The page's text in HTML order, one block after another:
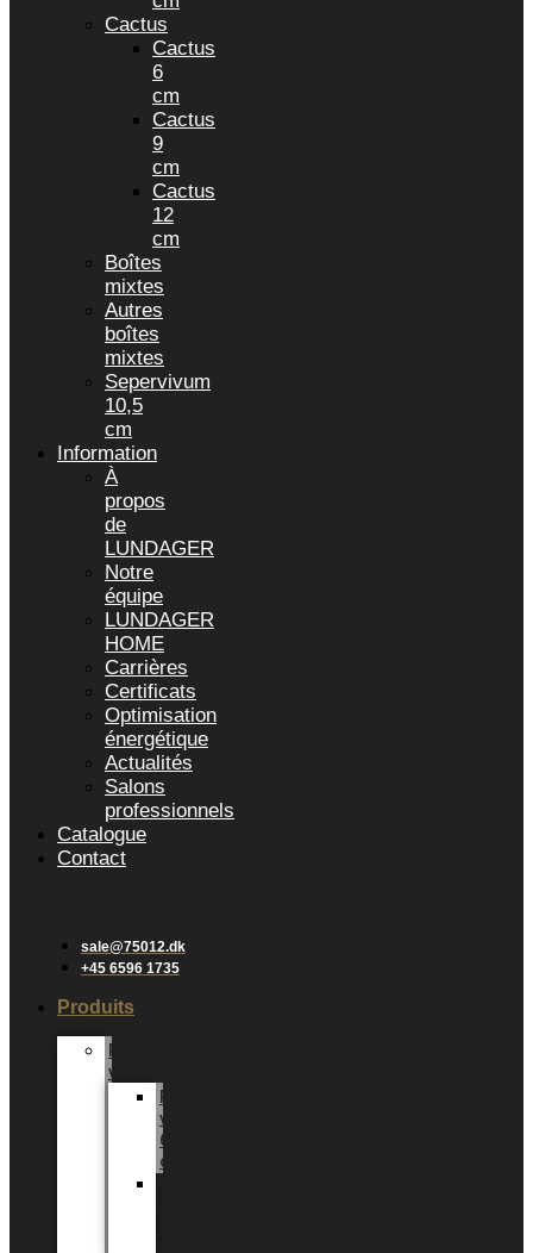
Cactus
Cactus
6
cm
Cactus
9
cm
Cactus
12
cm
Boîtes
mixtes
Autres
boîtes
mixtes
Sepervivum
10,5
cm
Information
À
propos
de
LUNDAGER
Notre
équipe
LUNDAGER
HOME
Carrières
Certificats
Optimisation
énergétique
Actualités
Salons
professionnels
Catalogue
Contact
sale@75012.dk
+45 6596 1735
Produits
Plantes
vertes
Plantes
vertes
6
cm